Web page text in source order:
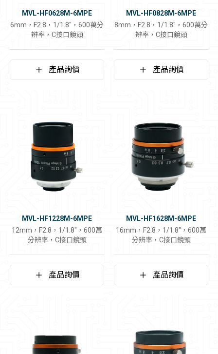
MVL-HF0628M-6MPE
6mm，F2.8，1/1.8"，600萬分
辨率，C接口鏡頭
產品詢價
MVL-HF0828M-6MPE
8mm，F2.8，1/1.8"，600萬分
辨率，C接口鏡頭
產品詢價
MVL-HF1228M-6MPE
12mm，F2.8，1/1.8"，600萬
分辨率，C接口鏡頭
產品詢價
MVL-HF1628M-6MPE
16mm，F2.8，1/1.8"，600萬
分辨率，C接口鏡頭
產品詢價